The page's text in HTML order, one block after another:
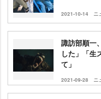
2021-10-14 ニ
諏訪部順一
した」「生
て」
2021-09-28 ニ